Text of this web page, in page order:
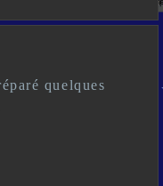
quelques